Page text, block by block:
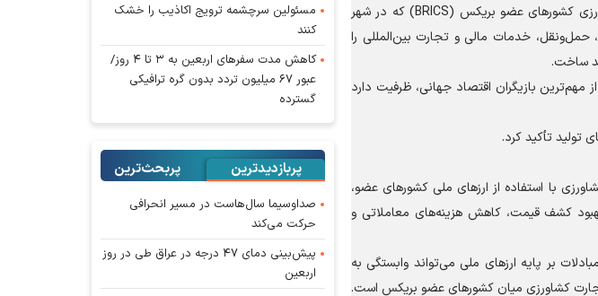
غلامرضا نوری، روز شنبه (۲۳ خرداد) در سخنرانی نشست پایانی وزیران کشاورزی کشور‌های عضو بریکس (BRICS) که در شهر
حمل‌ونقل، خدمات مالی و تجارت بین‌المللی را
ساخت.
بازیگران اقتصاد جهانی، ظرفیت دارد
تولید تأکید کرد.
با استفاده از ارز‌های ملی کشور‌های عضو،
کشف قیمت، کاهش هزینه‌های معاملاتی و
بر پایه ارز‌های ملی می‌تواند وابستگی به
کشاورزی میان کشور‌های عضو بریکس است.
مسئولین سرچشمه ترویج اکاذیب را خشک
کنند
کاهش مدت سفر‌های اربعین به ۳ تا ۴ روز/
عبور ۶۷ میلیون تردد بدون گره ترافیکی
گسترده
پربازدیدترین پربحث‌ترین‌
صداوسیما سال‌هاست در مسیر انحرافی
حرکت می‌کند
پیش‌بینی دمای ۴۷ درجه در عراق طی در روز
اربعین